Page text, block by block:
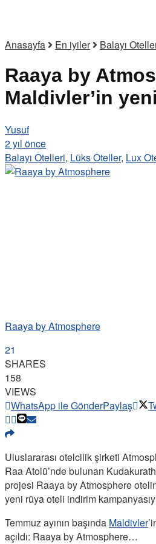
Anasayfa En iyiler Balayı
Raaya by
Maldivler’in yeni
Yusuf
2 yıl önce
Balayı Otelleri, Lüks Oteller, Lux
Raaya by Atmosphere
21
SHARES
158
VIEWS
WhatsApp ile GönderPaylaş
Uluslararası otelcilik şirketi
Raa Atolü’nde bulunan
projesi Raaya by Atmosphere
yeni rüya oteli indirim
Temmuz ayının başında Maldivler
açıldı: Raaya by Atmosphere…